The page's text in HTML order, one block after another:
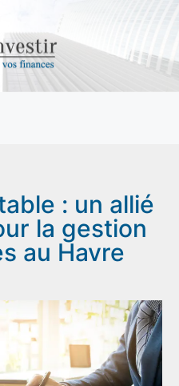
: un allié
la gestion
au Havre